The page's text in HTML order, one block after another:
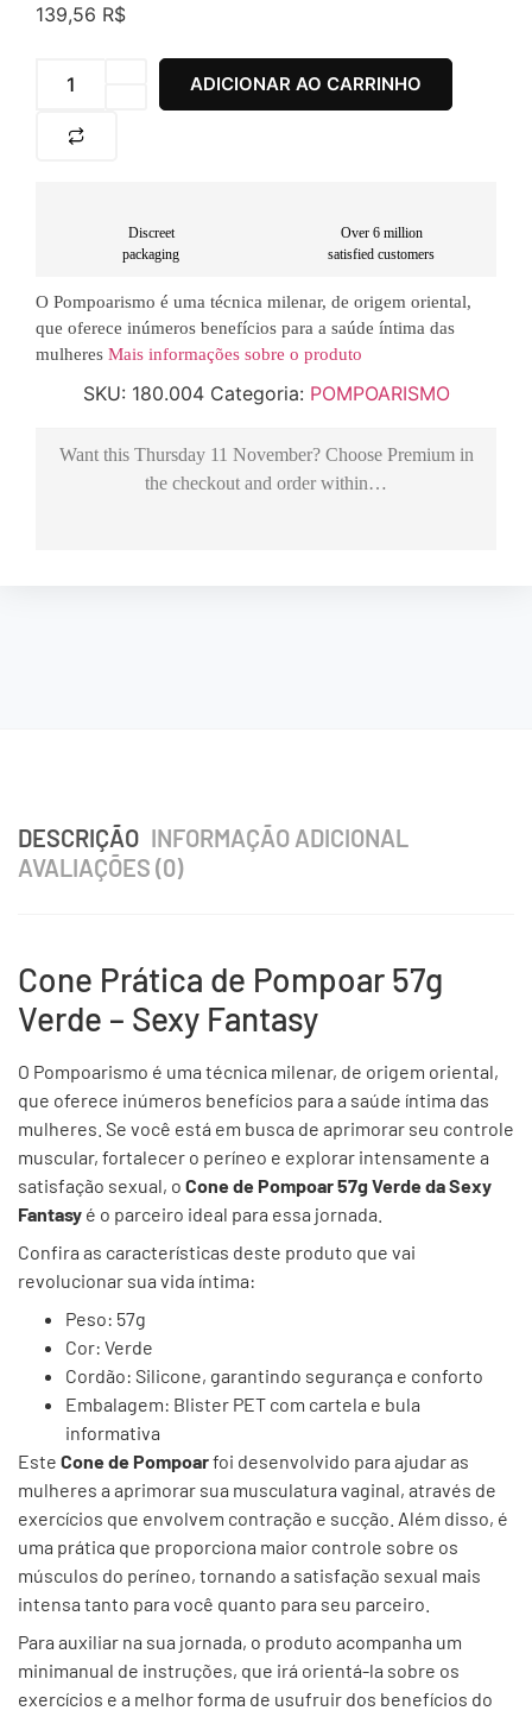
139,56 R$
ADICIONAR AO CARRINHO
Discreet
packaging
Over 6 million
satisfied customers
O Pompoarismo é uma técnica milenar, de origem oriental,
que oferece inúmeros benefícios para a saúde íntima das
mulheres Mais informações sobre o produto
SKU: 180.004 Categoria: POMPOARISMO
Want this Thursday 11 November? Choose Premiumin
the checkout and order within…
DESCRIÇÃO INFORMAÇÃO ADICIONAL
AVALIAÇÕES (0)
Cone Prática de Pompoar 57g
Verde – Sexy Fantasy
O Pompoarismo é uma técnica milenar, de origem oriental,
que oferece inúmeros benefícios para a saúde íntima das
mulheres. Se você está em busca de aprimorar seu controle
muscular, fortalecer o períneo e explorar intensamente a
satisfação sexual, o Cone de Pompoar 57g Verde da Sexy
Fantasy é o parceiro ideal para essa jornada.
Confira as características deste produto que vai
revolucionar sua vida íntima:
Peso: 57g
Cor: Verde
Cordão: Silicone, garantindo segurança e conforto
Embalagem: Blister PET com cartela e bula
informativa
Este Cone de Pompoarfoi desenvolvido para ajudar as
mulheres a aprimorar sua musculatura vaginal, através de
exercícios que envolvem contração e sucção. Além disso, é
uma prática que proporciona maior controle sobre os
músculos do períneo, tornando a satisfação sexual mais
intensa tanto para você quanto para seu parceiro.
Para auxiliar na sua jornada, o produto acompanha um
minimanual de instruções, que irá orientá-la sobre os
exercícios e a melhor forma de usufruir dos benefícios do